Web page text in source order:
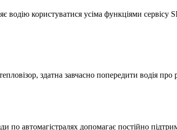
водію користуватися усіма функціями
здатна завчасно попередити водія
автомагістралях допомагає постійно